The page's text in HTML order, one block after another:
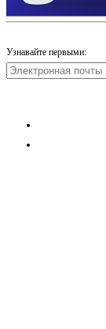
Узнавайте первыми: